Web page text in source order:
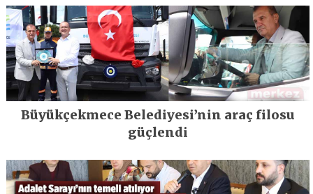
Büyükçekmece Belediyesi’nin araç filosu
güçlendi